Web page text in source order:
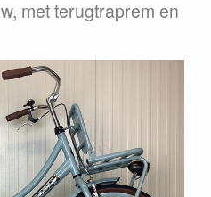
met terugtraprem en